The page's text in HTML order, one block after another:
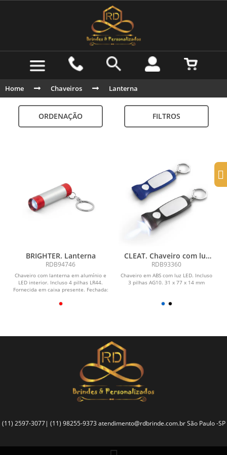
Home Chaveiros Lanterna
ORDENAÇÃO FILTROS
BRIGHTER. Lanterna
RDB94746
Chaveiro com lanterna em alumínio e
LED interior. Incluso 4 pilhas LR44.
Fornecida em caixa presente. Fechada:
CLEAT. Chaveiro com luz
LED
RDB93360
Chaveiro em ABS com luz LED. Incluso
3 pilhas AG10. 31 x 77 x 14 mm
(11) 2597-3077| (11) 98255-9373 atendimento@rdbrinde.com.br São Paulo -SP